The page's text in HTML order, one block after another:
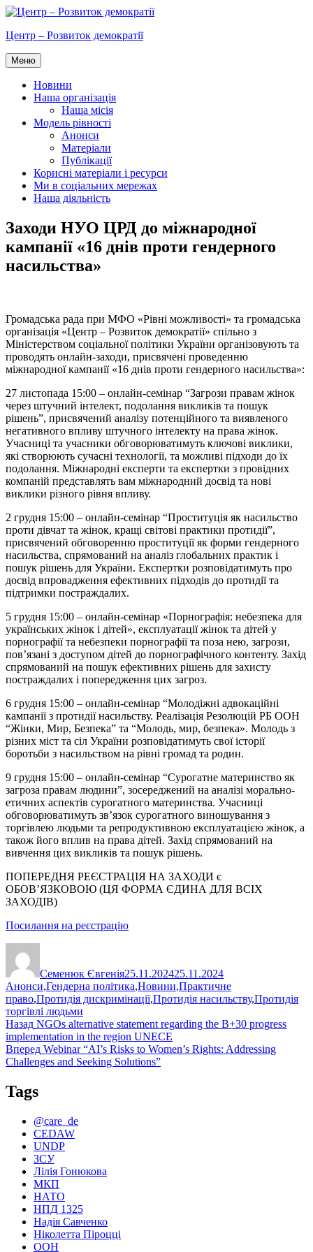
Перейти
вмісту
Центр – Розвиток демократії
Меню
Новини
Наша організація
Наша місія
Модель рівності
Анонси
Матеріали
Публікації
Корисні матеріали і ресурси
Ми в соціальних мережах
Наша діяльність
Заходи НУО ЦРД до міжнародної
кампанії «16 днів проти гендерного
насильства»
Громадська рада при МФО «Рівні можливості» та громадська
організація «Центр – Розвиток демократії» спільно з
Міністерством соціальної політики України організовують та
проводять онлайн-заходи, присвячені проведенню
міжнародної кампанії «16 днів проти гендерного насильства»:
27 листопада 15:00 – онлайн-семінар “Загрози правам жінок
через штучний інтелект, подолання викликів та пошук
рішень”, присвячений аналізу потенційного та виявленого
негативного впливу штучного інтелекту на права жінок.
Учасниці та учасники обговорюватимуть ключові виклики,
які створюють сучасні технології, та можливі підходи до їх
подолання. Міжнародні експерти та експертки з провідних
компаній представлять вам міжнародний досвід та нові
виклики різного рівня впливу.
2 грудня 15:00 – онлайн-семінар “Проституція як насильство
проти дівчат та жінок, кращі світові практики протидії”,
присвячений обговоренню проституції як форми гендерного
насильства, спрямований на аналіз глобальних практик і
пошук рішень для України. Експертки розповідатимуть про
досвід впровадження ефективних підходів до протидії та
підтримки постраждалих.
5 грудня 15:00 – онлайн-семінар «Порнографія: небезпека для
українських жінок і дітей», експлуатації жінок та дітей у
порнографії та небезпеки порнографії та поза нею, загрози,
пов’язані з доступом дітей до порнографічного контенту. Захід
спрямований на пошук ефективних рішень для захисту
постраждалих і попередження цих загроз.
6 грудня 15:00 – онлайн-семінар “Молодіжні адвокаційні
кампанії з протидії насильству. Реалізація Резолюцій РБ ООН
“Жінки, Мир, Безпека” та “Молодь, мир, безпека». Молодь з
різних міст та сіл України розповідатимуть свої історії
боротьби з насильством на рівні громад та родин.
9 грудня 15:00 – онлайн-семінар “Сурогатне материнство як
загроза правам людини”, зосереджений на аналізі морально-
етичних аспектів сурогатного материнства. Учасниці
обговорюватимуть зв’язок сурогатного виношування з
торгівлею людьми та репродуктивною експлуатацією жінок, а
також його вплив на права дітей. Захід спрямований на
вивчення цих викликів та пошук рішень.
ПОПЕРЕДНЯ РЕЄСТРАЦІЯ НА ЗАХОДИ є
ОБОВ’ЯЗКОВОЮ (ЦЯ ФОРМА ЄДИНА ДЛЯ ВСІХ
ЗАХОДІВ)
Посилання на реєстрацію
Семенюк Євгенія25.11.202425.11.2024
Анонси,Гендерна політика,Новини,Практичне
право,Протидія дискримінації,Протидія насильству,Протидія
торгівлі людьми
Навігація
записів
Назад Попередній
запис:
NGOs alternative statement regarding the B+30 progress
implementation in the region UNECE
Вперед Наступний
запис:
Webinar “AI’s Risks to Women’s Rights: Addressing
Challenges and Seeking Solutions”
Tags
@care_de
CEDAW
UNDP
ЗСУ
Лілія Гонюкова
МКП
НАТО
НПД 1325
Надія Савченко
Ніколетта Піроцці
ООН